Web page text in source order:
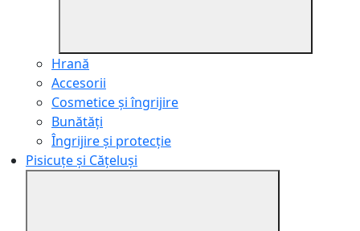
Hrană
Accesorii
Cosmetice și îngrijire
Bunătăți
Îngrijire și protecție
Pisicuțe și Cățeluși